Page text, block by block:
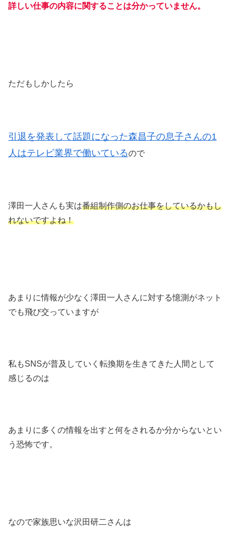
詳しい仕事の内容に関することは分かっていません。
ただもしかしたら
引退を発表して話題になった森昌子の息子さんの1
人はテレビ業界で働いているので
澤田一人さんも実は番組制作側のお仕事をしているかもし
れないですよね！
あまりに情報が少なく澤田一人さんに対する憶測がネット
でも飛び交っていますが
私もSNSが普及していく転換期を生きてきた人間として
感じるのは
あまりに多くの情報を出すと何をされるか分からないとい
う恐怖です。
なので家族思いな沢田研二さんは